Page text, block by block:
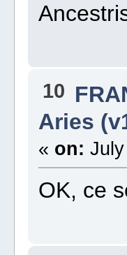
10
Aries
« on:
OK, ce